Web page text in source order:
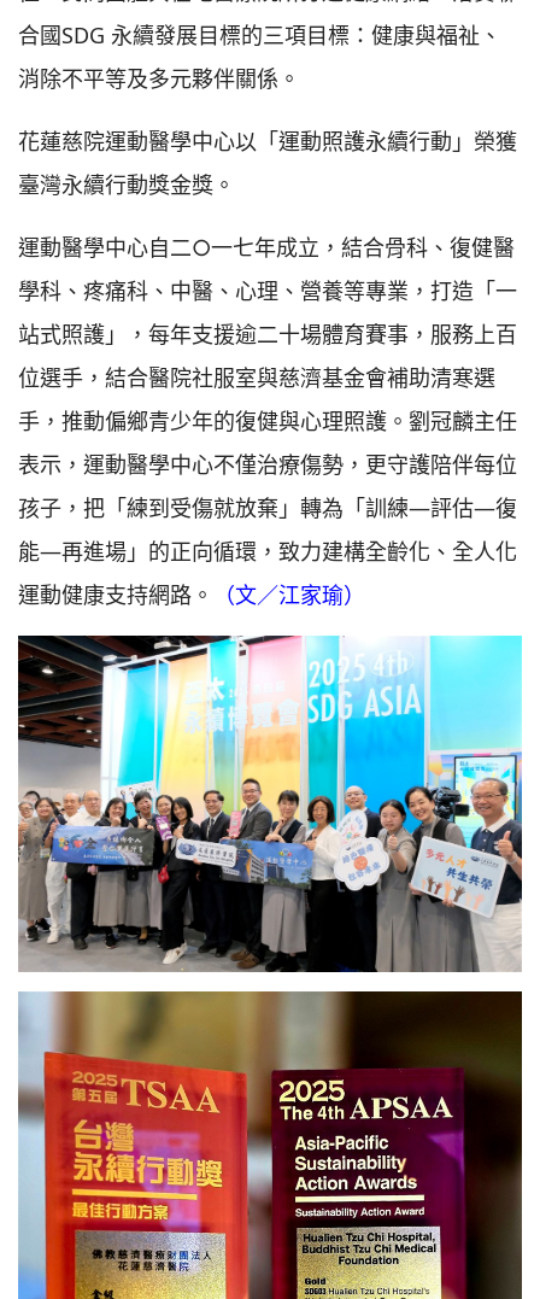
合國SDG 永續發展目標的三項目標：健康與福祉、
消除不平等及多元夥伴關係。
花蓮慈院運動醫學中心以「運動照護永續行動」榮獲
臺灣永續行動獎金獎。
運動醫學中心自二○一七年成立，結合骨科、復健醫
學科、疼痛科、中醫、心理、營養等專業，打造「一
站式照護」，每年支援逾二十場體育賽事，服務上百
位選手，結合醫院社服室與慈濟基金會補助清寒選
手，推動偏鄉青少年的復健與心理照護。劉冠麟主任
表示，運動醫學中心不僅治療傷勢，更守護陪伴每位
孩子，把「練到受傷就放棄」轉為「訓練—評估—復
能—再進場」的正向循環，致力建構全齡化、全人化
運動健康支持網路。
（文／江家瑜）